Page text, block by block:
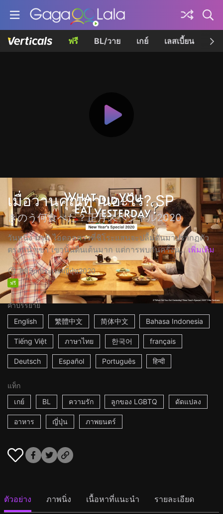
ฟรี BL/วาย เกย์ เลสเบี้ยน เค
เมื่อวานคุณทานอะไร? SP
きのう何食べた？正月スペシャル2020
วันหนึ่ง มามิ ไอดอลสาวที่ชิโระแสนจะปลื้มดันมาปรากฏตัว
ตรงหน้าเขา เขานั้นตื่นเต้นมาก แต่การพบกันครั้งน... เพิ่มเติม
1h15mประเทศญี่ปุ่น2020
ฟรี
คำบรรยาย
English
繁體中文 简体中文 Bahasa Indonesia
Tiếng Việt ภาษาไทย 한국어 français
Deutsch Español Português हिन्दी
แท็ก
เกย์
BL ความรัก ลูกของ LGBTQ ดัดแปลง
อาหาร ญี่ปุ่น ภาพยนตร์
ตัวอย่าง ภาพนิ่ง เนื้อหาที่แนะนำ รายละเอียด